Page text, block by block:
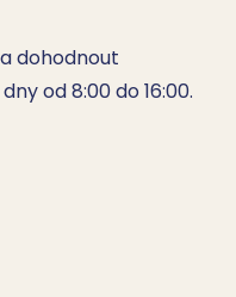
dohodnout
od 8:00 do 16:00.